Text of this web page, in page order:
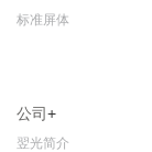
标准屏体
公司+
翌光简介